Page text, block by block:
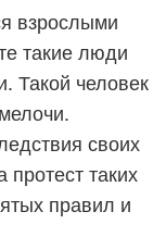
взрослыми
такие люди
Такой человек
своих
таких
правил и